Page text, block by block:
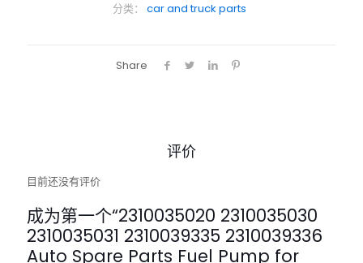
分类： car and truck parts
Share
评价
目前还没有评价
成为第一个“2310035020 2310035030
2310035031 2310039335 2310039336
Auto Spare Parts Fuel Pump for